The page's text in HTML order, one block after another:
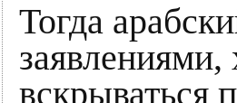
Тогда
вскрываться